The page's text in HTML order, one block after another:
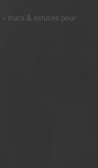
> trucs & astuces pour